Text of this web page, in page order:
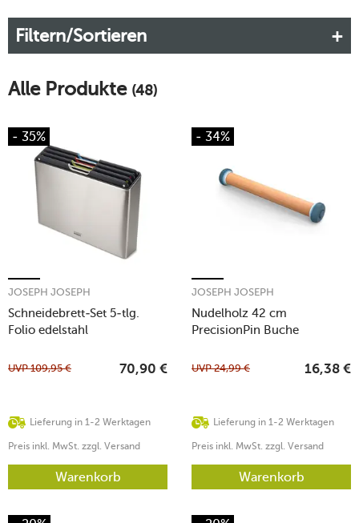
Filtern/Sortieren
Alle Produkte (48)
- 35%
Schneidebrett-Set 5-tlg.
Folio edelstahl
JOSEPH JOSEPH
Lieferung in 1-2 Werktagen
UVP109,95 € 70,90 €
Preis inkl. MwSt. zzgl. Versand
Warenkorb
- 34%
Nudelholz 42 cm
PrecisionPin Buche
JOSEPH JOSEPH
Lieferung in 1-2 Werktagen
UVP24,99 € 16,38 €
Preis inkl. MwSt. zzgl. Versand
Warenkorb